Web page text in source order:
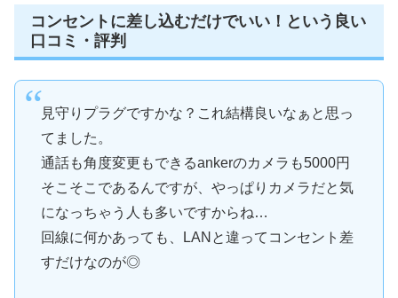
コンセントに差し込むだけでいい！という良い
口コミ・評判
見守りプラグですかな？これ結構良いなぁと思っ
てました。
通話も角度変更もできるankerのカメラも5000円
そこそこであるんですが、やっぱりカメラだと気
になっちゃう人も多いですからね…
回線に何かあっても、LANと違ってコンセント差
すだけなのが◎